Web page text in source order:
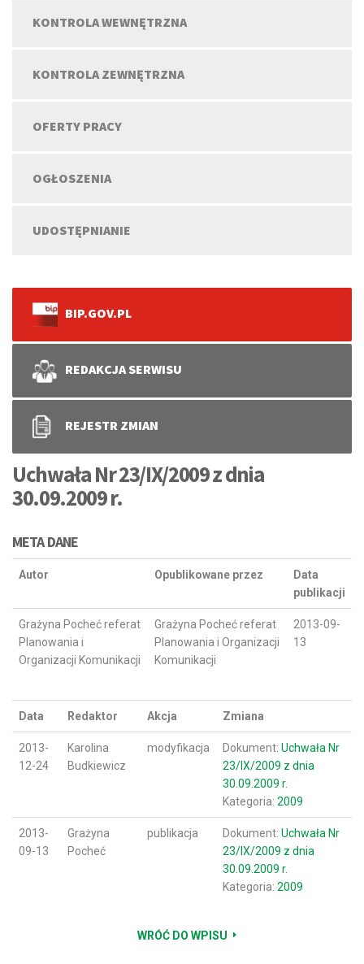
KONTROLA WEWNĘTRZNA
KONTROLA ZEWNĘTRZNA
OFERTY PRACY
OGŁOSZENIA
UDOSTĘPNIANIE
BIP.GOV.PL
REDAKCJA SERWISU
REJESTR ZMIAN
Uchwała Nr 23/IX/2009 z dnia
30.09.2009 r.
META DANE
Autor Opublikowane przez
Data
publikacji
Grażyna Pocheć referat
Planowania i
Organizacji Komunikacji
Grażyna Pocheć referat
Planowania i Organizacji
Komunikacji
2013-09-
13
Data Redaktor Akcja Zmiana
2013-
12-24
Karolina
Budkiewicz
modyfikacja Dokument: Uchwała Nr
23/IX/2009 z dnia
30.09.2009 r.
Kategoria: 2009
2013-
09-13
Grażyna
Pocheć
publikacja Dokument: Uchwała Nr
23/IX/2009 z dnia
30.09.2009 r.
Kategoria: 2009
WRÓĆ DO WPISU